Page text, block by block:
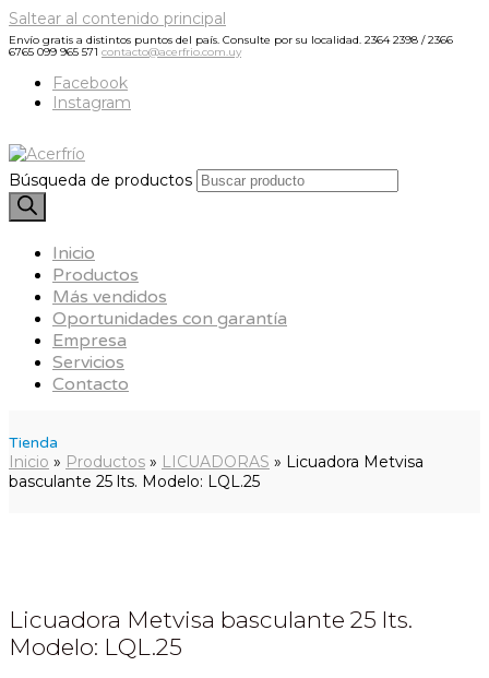
Saltear al contenido principal
Envío gratis a distintos puntos del país. Consulte por su localidad. 2364 2398 / 2366
6765 099 965 571 contacto@acerfrio.com.uy
Facebook
Instagram
Búsqueda de productos
Inicio
Productos
Más vendidos
Oportunidades con garantía
Empresa
Servicios
Contacto
Tienda
Inicio » Productos » LICUADORAS » Licuadora Metvisa
basculante 25 lts. Modelo: LQL.25
Licuadora Metvisa basculante 25 lts.
Modelo: LQL.25